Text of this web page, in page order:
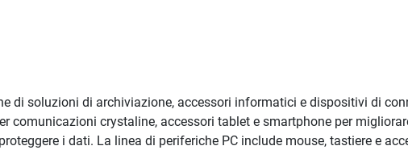
di soluzioni di archiviazione, accessori informatici e dispositivi di
comunicazioni crystaline, accessori tablet e smartphone per
i dati. La linea di periferiche PC include mouse, tastiere e